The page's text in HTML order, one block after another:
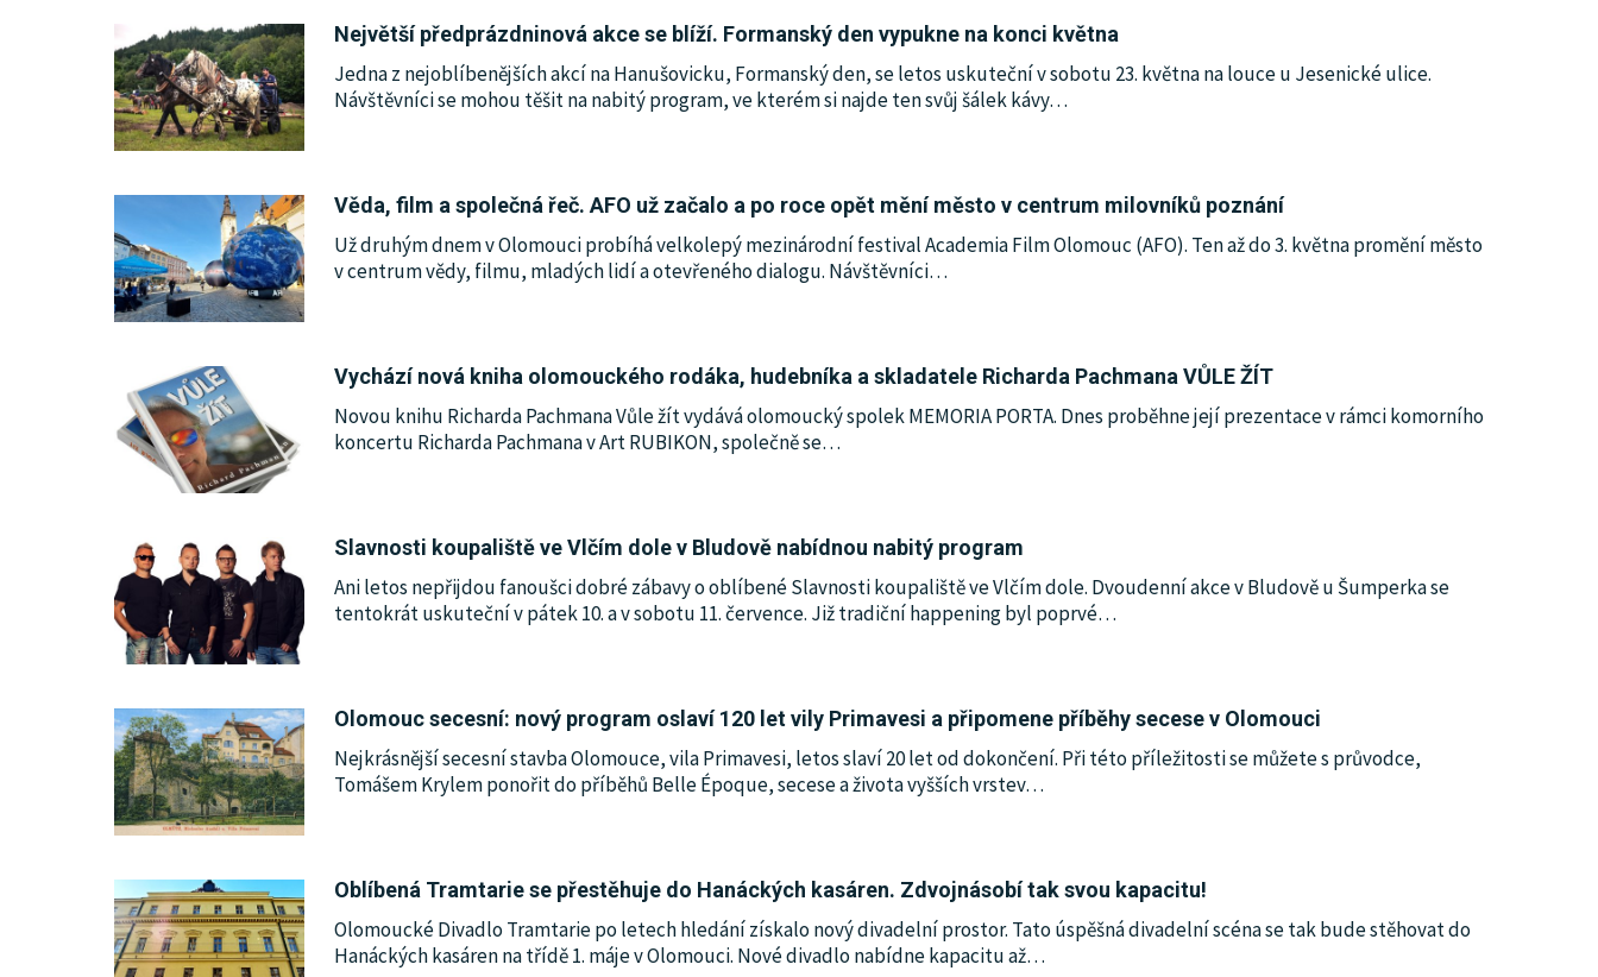
KULTURA
SPOLEČNOST
MHD
INZERCE
ARCHIV
Největší předprázdninová akce se blíží. Formanský den vypukne na konci května
Jedna z nejoblíbenějších akcí na Hanušovicku, Formanský den, se letos uskuteční v sobotu 23. května na louce u Jesenické ulice.
Návštěvníci se mohou těšit na nabitý program, ve kterém si najde ten svůj šálek kávy…
Věda, film a společná řeč. AFO už začalo a po roce opět mění město v centrum milovníků poznání
Už druhým dnem v Olomouci probíhá velkolepý mezinárodní festival Academia Film Olomouc (AFO). Ten až do 3. května promění město
v centrum vědy, filmu, mladých lidí a otevřeného dialogu. Návštěvníci…
Vychází nová kniha olomouckého rodáka, hudebníka a skladatele Richarda Pachmana VŮLE ŽÍT
Novou knihu Richarda Pachmana Vůle žít vydává olomoucký spolek MEMORIA PORTA. Dnes proběhne její prezentace v rámci komorního
koncertu Richarda Pachmana v Art RUBIKON, společně se…
Slavnosti koupaliště ve Vlčím dole v Bludově nabídnou nabitý program
Ani letos nepřijdou fanoušci dobré zábavy o oblíbené Slavnosti koupaliště ve Vlčím dole. Dvoudenní akce v Bludově u Šumperka se
tentokrát uskuteční v pátek 10. a v sobotu 11. července. Již tradiční happening byl poprvé…
Olomouc secesní: nový program oslaví 120 let vily Primavesi a připomene příběhy secese v Olomouci
Nejkrásnější secesní stavba Olomouce, vila Primavesi, letos slaví 20 let od dokončení. Při této příležitosti se můžete s průvodce,
Tomášem Krylem ponořit do příběhů Belle Époque, secese a života vyšších vrstev…
Oblíbená Tramtarie se přestěhuje do Hanáckých kasáren. Zdvojnásobí tak svou kapacitu!
Olomoucké Divadlo Tramtarie po letech hledání získalo nový divadelní prostor. Tato úspěšná divadelní scéna se tak bude stěhovat do
Hanáckých kasáren na třídě 1. máje v Olomouci. Nové divadlo nabídne kapacitu až…